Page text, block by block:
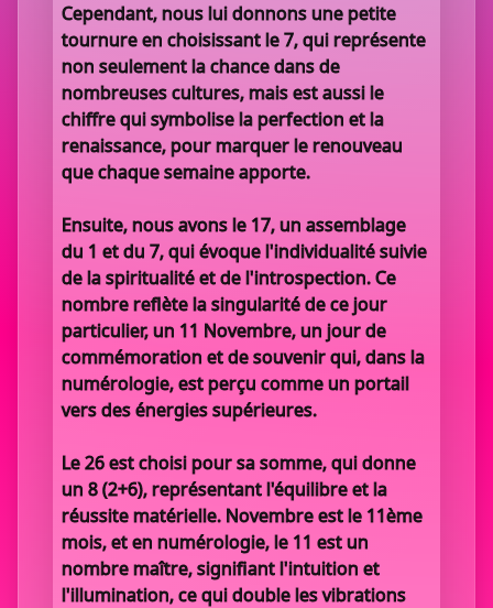
Cependant, nous lui donnons une petite
tournure en choisissant le 7, qui représente
non seulement la chance dans de
nombreuses cultures, mais est aussi le
chiffre qui symbolise la perfection et la
renaissance, pour marquer le renouveau
que chaque semaine apporte.
Ensuite, nous avons le 17, un assemblage
du 1 et du 7, qui évoque l'individualité suivie
de la spiritualité et de l'introspection. Ce
nombre reflète la singularité de ce jour
particulier, un 11 Novembre, un jour de
commémoration et de souvenir qui, dans la
numérologie, est perçu comme un portail
vers des énergies supérieures.
Le 26 est choisi pour sa somme, qui donne
un 8 (2+6), représentant l'équilibre et la
réussite matérielle. Novembre est le 11ème
mois, et en numérologie, le 11 est un
nombre maître, signifiant l'intuition et
l'illumination, ce qui double les vibrations